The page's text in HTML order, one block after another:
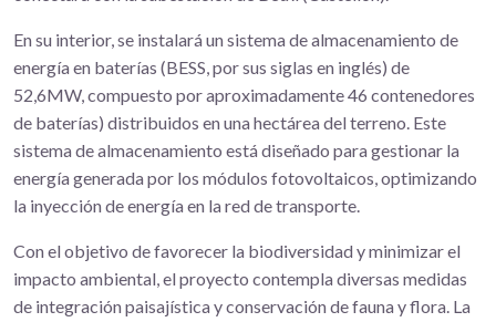
En su interior, se instalará un sistema de almacenamiento de
energía en baterías (BESS, por sus siglas en inglés) de
52,6MW, compuesto por aproximadamente 46 contenedores
de baterías) distribuidos en una hectárea del terreno. Este
sistema de almacenamiento está diseñado para gestionar la
energía generada por los módulos fotovoltaicos, optimizando
la inyección de energía en la red de transporte.
Con el objetivo de favorecer la biodiversidad y minimizar el
impacto ambiental, el proyecto contempla diversas medidas
de integración paisajística y conservación de fauna y flora. La